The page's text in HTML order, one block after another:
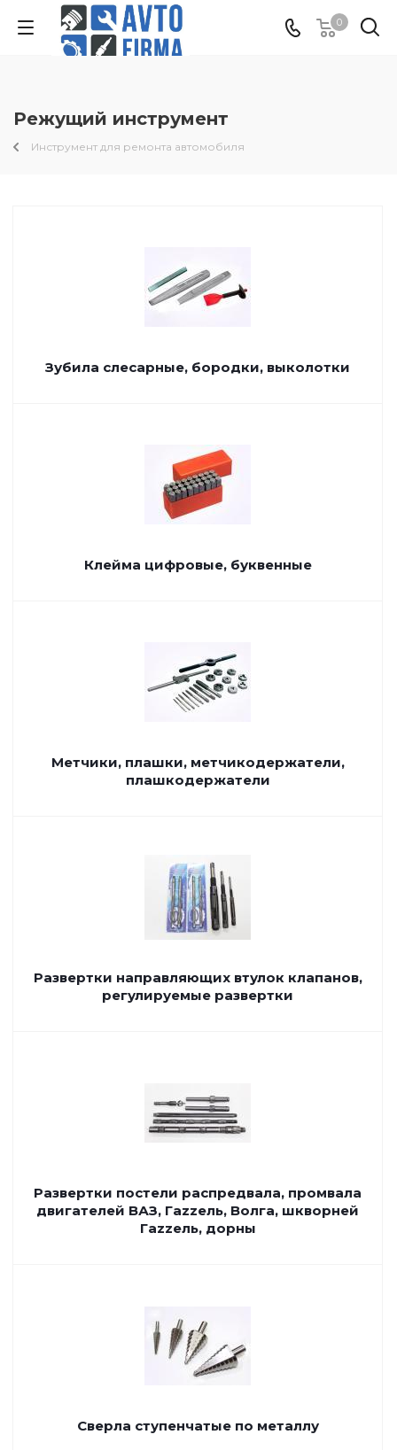
0
Режущий инструмент
Инструмент для ремонта автомобиля
Зубила слесарные, бородки, выколотки
Клейма цифровые, буквенные
Метчики, плашки, метчикодержатели,
плашкодержатели
Развертки направляющих втулок клапанов,
регулируемые развертки
Развертки постели распредвала, промвала
двигателей ВАЗ, Гаzzель, Волга, шкворней
Гаzzель, дорны
Сверла ступенчатые по металлу